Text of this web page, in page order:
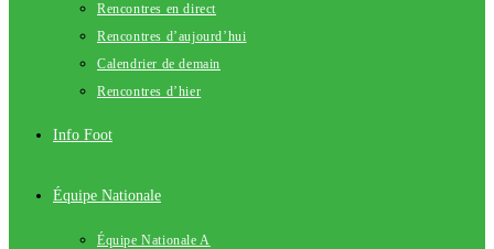
Rencontres en direct
Rencontres d’aujourd’hui
Calendrier de demain
Rencontres d’hier
Info Foot
Équipe Nationale
Équipe Nationale A